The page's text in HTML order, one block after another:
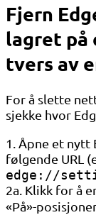
Fjern
lagret på
tvers av
For å slette
sjekke hvor
1. Åpne et nytt
følgende URL
edge://
2a. Klikk for å
«På»-